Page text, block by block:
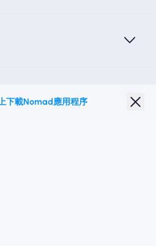
下載Nomad應用程序